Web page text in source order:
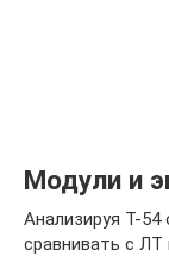
Модули и
Анализируя Т-
сравнивать с ЛТ